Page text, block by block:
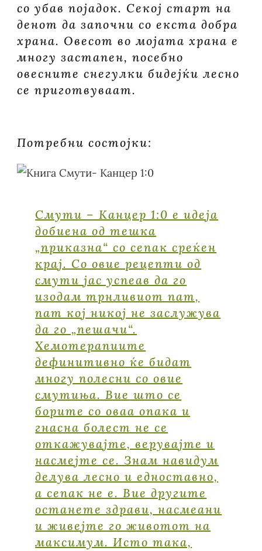
со убав појадок. Секој старт на
денот да започни со екста добра
храна. Овесот во мојата храна е
многу застапен, посебно
овесните снегулки бидејќи лесно
се приготвуваат.
Потребни состојки:
Смути – Канцер 1:0 е идеја
добиена од тешка
„приказна“ со сепак среќен
крај. Со овие рецепти од
смути јас успеав да го
изодам трнливиот пат,
пат кој никој не заслужува
да го „пешачи“.
Хемотерапиите
дефинитивно ќе бидат
многу полесни со овие
смутиња. Вие што се
борите со оваа опака и
гнасна болест не се
откажувајте, верувајте и
насмејте се. Знам навидум
делува лесно и едноставно,
а сепак не е. Вие другите
останете здрави, насмеани
и живејте го животот на
максимум. Исто така,